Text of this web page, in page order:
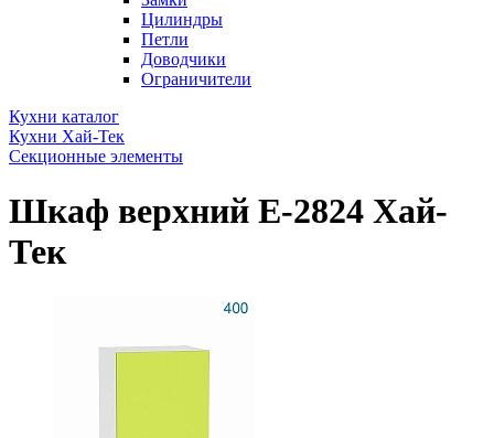
Цилиндры
Петли
Доводчики
Ограничители
Кухни каталог
Кухни Хай-Тек
Секционные элементы
Шкаф верхний Е-2824 Хай-
Тек